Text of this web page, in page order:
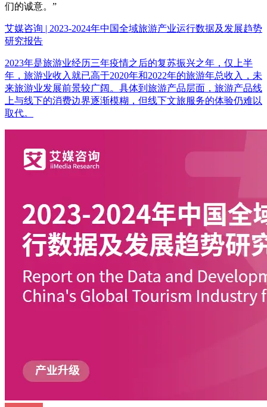
们的诚意。”
艾媒咨询 | 2023-2024年中国全域旅游产业运行数据及发展趋势
研究报告
2023年是旅游业经历三年疫情之后的复苏振兴之年，仅上半
年，旅游业收入就已高于2020年和2022年的旅游年总收入，未
来旅游业发展前景较广阔。具体到旅游产品层面，旅游产品线
上与线下的消费边界逐渐模糊，但线下文旅服务的体验仍难以
取代。